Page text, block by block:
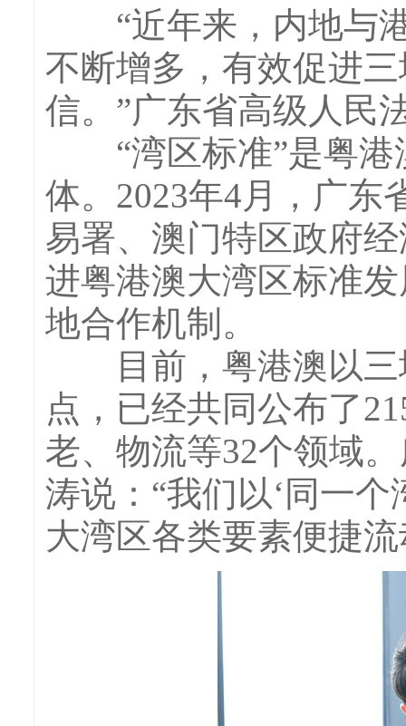
“近年来，内地与港
不断增多，有效促进
信。”广东省高级人民
“湾区标准”是粤港
体。2023年4月，广东
易署、澳门特区政府
进粤港澳大湾区标准
地合作机制。
目前，粤港澳以三
点，已经共同公布了
老、物流等32个领域
涛说：“我们以‘同一
大湾区各类要素便捷